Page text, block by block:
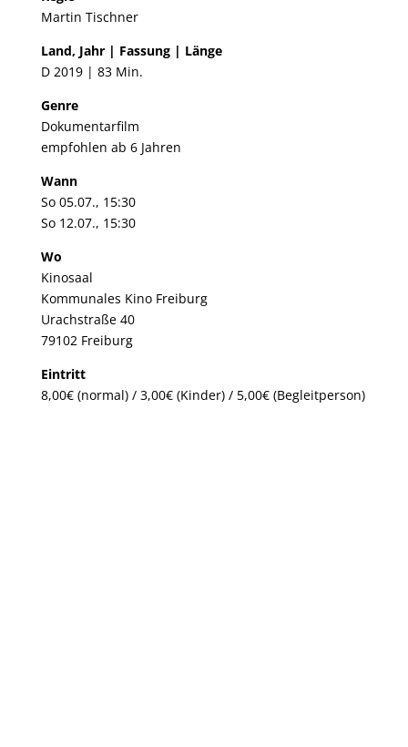
Martin Tischner
Land, Jahr | Fassung | Länge
D 2019 | 83 Min.
Genre
Dokumentarfilm
empfohlen ab 6 Jahren
Wann
So 05.07., 15:30
So 12.07., 15:30
Wo
Kinosaal
Kommunales Kino Freiburg
Urachstraße 40
79102 Freiburg
Eintritt
8,00€ (normal) / 3,00€ (Kinder) / 5,00€ (Begleitperson)